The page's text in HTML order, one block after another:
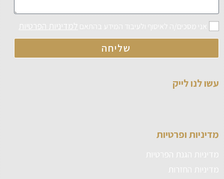
אני מסכים/ה לאיסוף ולעיבוד המידע בהתאם למדיניות הפרטיות
שליחה
עשו לנו לייק
מדיניות ופרטיות
מדיניות הגנת הפרטיות
מדיניות החזרות